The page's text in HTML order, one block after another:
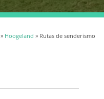
» Hoogeland » Rutas de senderismo